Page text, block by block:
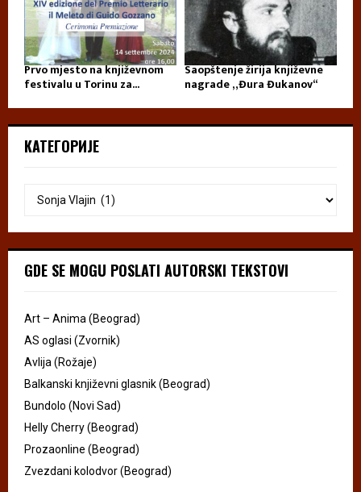
Prvo mjesto na književnom
festivalu u Torinu za...
Saopštenje žirija književne
nagrade „Đura Đukanov“
КАТЕГОРИЈЕ
GDE SE MOGU POSLATI AUTORSKI TEKSTOVI
Art – Anima (Beograd)
AS oglasi (Zvornik)
Avlija (Rožaje)
Balkanski književni glasnik (Beograd)
Bundolo (Novi Sad)
Helly Cherry (Beograd)
Prozaonline (Beograd)
Zvezdani kolodvor (Beograd)